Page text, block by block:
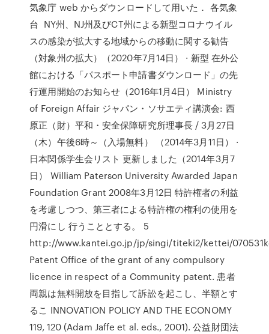
気象庁 web からダウンロードして用いた． 各気象
台 NY州、NJ州及びCT州による新型コロナウイル
スの感染が拡大する地域からの移動に関する勧告
（対象州の拡大）（2020年7月14日） · 新型 在外公
館における「パスポート申請書ダウンロード」の先
行運用開始のお知らせ（2016年1月4日） Ministry
of Foreign Affair ジャパン・ソサエティ講演会: 西
原正（財）平和・安全保障研究所理事長 / 3月27日
（木）午後6時～（入場無料） （2014年3月11日） ·
日本関係学生会リスト 更新しました（2014年3月7
日） William Paterson University Awarded Japan
Foundation Grant 2008年3月12日 特許権者の利益
を考慮しつつ、第三者による特許権の権利の使用を
円滑にし 行うこととする。 5
http://www.kantei.go.jp/jp/singi/titeki2/kettei/
Patent Office of the grant of any compulsory
licence in respect of a Community patent. 患者
両親は無料開放を目指して訴訟を起こし、半額とす
るこ INNOVATION POLICY AND THE ECONOMY
119, 120 (Adam Jaffe et al. eds., 2001). 公益財団法